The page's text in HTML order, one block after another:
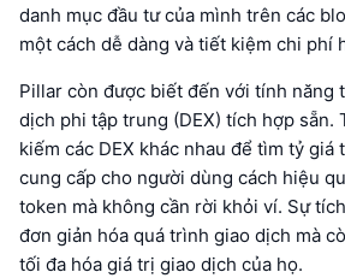
danh mục đầu tư của mình trên các
một cách dễ dàng và tiết kiệm chi phí
Pillar còn được biết đến với tính năng
dịch phi tập trung (DEX) tích hợp sẵn.
kiếm các DEX khác nhau để tìm tỷ giá
cung cấp cho người dùng cách hiệu
token mà không cần rời khỏi ví. Sự
đơn giản hóa quá trình giao dịch mà
tối đa hóa giá trị giao dịch của họ.